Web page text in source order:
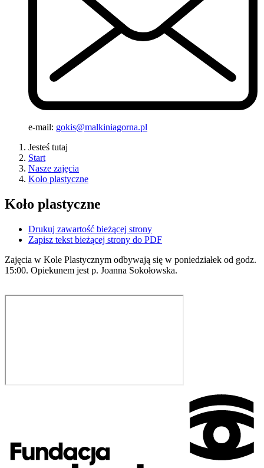
e-mail: gokis@malkiniagorna.pl
Jesteś tutaj
Start
Nasze zajęcia
Koło plastyczne
Koło plastyczne
Drukuj zawartość bieżącej strony
Zapisz tekst bieżącej strony do PDF
Zajęcia w Kole Plastycznym odbywają się w poniedziałek od godz.
15:00. Opiekunem jest p. Joanna Sokołowska.